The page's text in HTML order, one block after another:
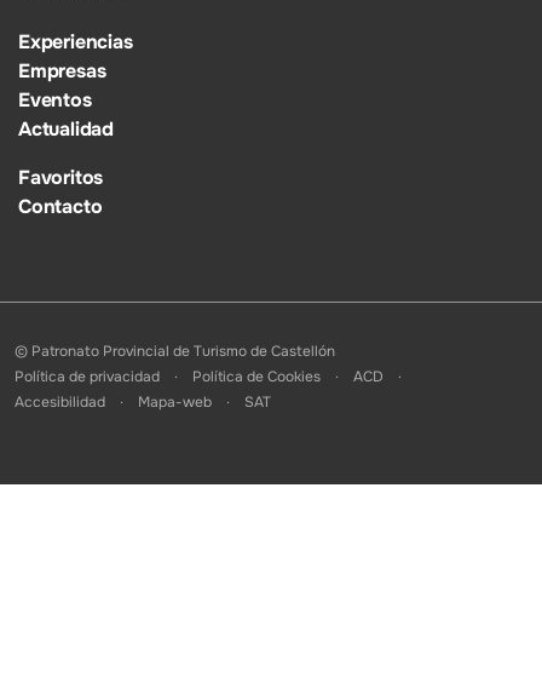
Experiencias
Empresas
Eventos
Actualidad
Favoritos
Contacto
© Patronato Provincial de Turismo de Castellón
Política de privacidad
Política de Cookies
ACD
Accesibilidad
Mapa-web SAT